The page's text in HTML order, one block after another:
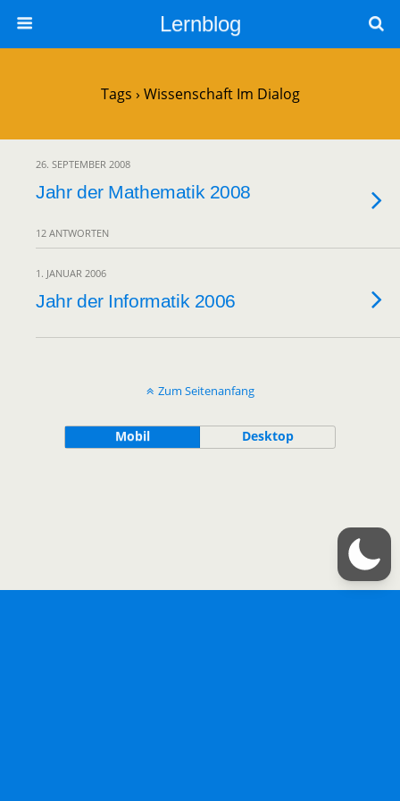
Lernblog
Tags › Wissenschaft Im Dialog
26. SEPTEMBER 2008
Jahr der Mathematik 2008
12 ANTWORTEN
1. JANUAR 2006
Jahr der Informatik 2006
Zum Seitenanfang
Mobil Desktop